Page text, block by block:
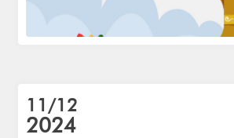
11/12
2024